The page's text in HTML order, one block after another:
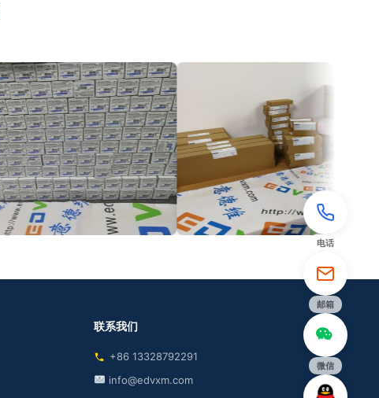
联系我们
+86 13328792291
info@edvxm.com
电话
邮箱
微信